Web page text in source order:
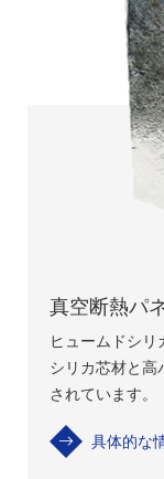
真空断熱パ
ヒュームドシリ
シリカ芯材と高
されています。
具体的な